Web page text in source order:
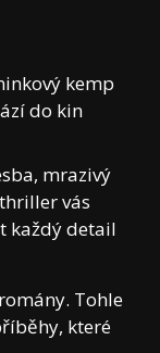
kemp
do kin
mrazivý
vás
každý detail
Tohle
které